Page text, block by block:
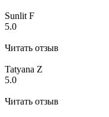
Sunlit F
5.0
Читать отзыв
Tatyana Z
5.0
Читать отзыв